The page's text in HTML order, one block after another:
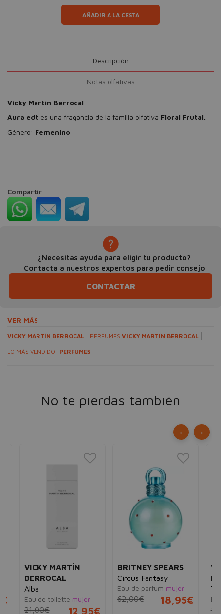
AÑADIR A LA CESTA
Descripción
Notas olfativas
Vicky Martín Berrocal
Aura edt es una fragancia de la familia olfativa Floral Frutal.
Género: Femenino
Compartir
¿Necesitas ayuda para eligir tu producto?
Contacta a nuestros expertos para pedir consejo
CONTACTAR
VER MÁS
VICKY MARTÍN BERROCAL PERFUMES VICKY MARTÍN BERROCAL
LO MÁS VENDIDO: PERFUMES
No te pierdas también
VICKY MARTÍN
BERROCAL
Alba
Eau de toilette mujer
21,00€ 12,95€
BRITNEY SPEARS
Circus Fantasy
Eau de parfum mujer
62,00€ 18,95€
‹ ›